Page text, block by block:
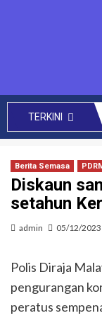
TERKINI
Berita Semasa
Diskaun
setahun
admin 05/12/2023
Polis Diraja
pengurangan
peratus